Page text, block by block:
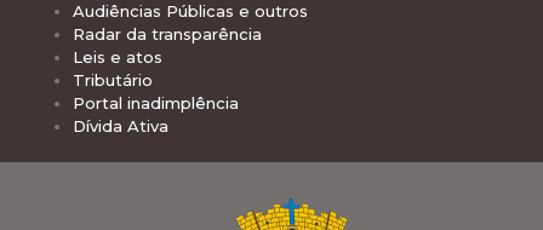
Audiências Públicas e outros
Radar da transparência
Leis e atos
Tributário
Portal inadimplência
Dívida Ativa